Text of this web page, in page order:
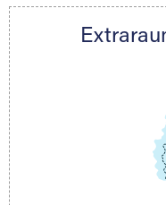
Ihre
DMG
Schieferstein 11A